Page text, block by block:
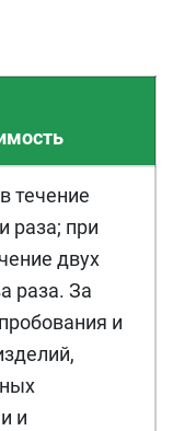
течение
раза; при
двух
раза. За
и
и